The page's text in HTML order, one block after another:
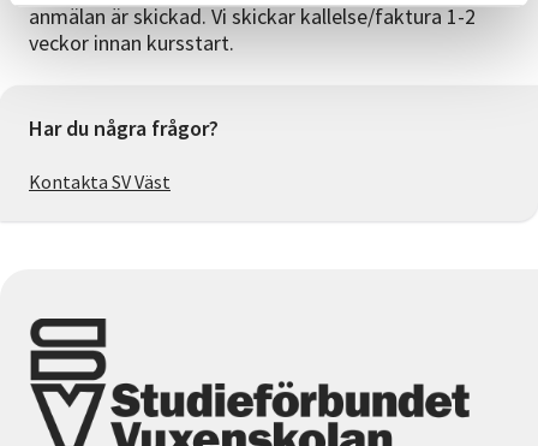
anmälan är skickad. Vi skickar kallelse/faktura 1-2
veckor innan kursstart.
Har du några frågor?
Kontakta SV Väst